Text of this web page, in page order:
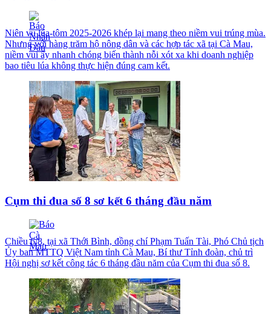
Niên vụ lúa-tôm 2025-2026 khép lại mang theo niềm vui trúng mùa.
Nhưng với hàng trăm hộ nông dân và các hợp tác xã tại Cà Mau,
niềm vui ấy nhanh chóng biến thành nỗi xót xa khi doanh nghiệp
bao tiêu lúa không thực hiện đúng cam kết.
Cụm thi đua số 8 sơ kết 6 tháng đầu năm
Chiều 6/8, tại xã Thới Bình, đồng chí Phạm Tuấn Tài, Phó Chủ tịch
Ủy ban MTTQ Việt Nam tỉnh Cà Mau, Bí thư Tỉnh đoàn, chủ trì
Hội nghị sơ kết công tác 6 tháng đầu năm của Cụm thi đua số 8.